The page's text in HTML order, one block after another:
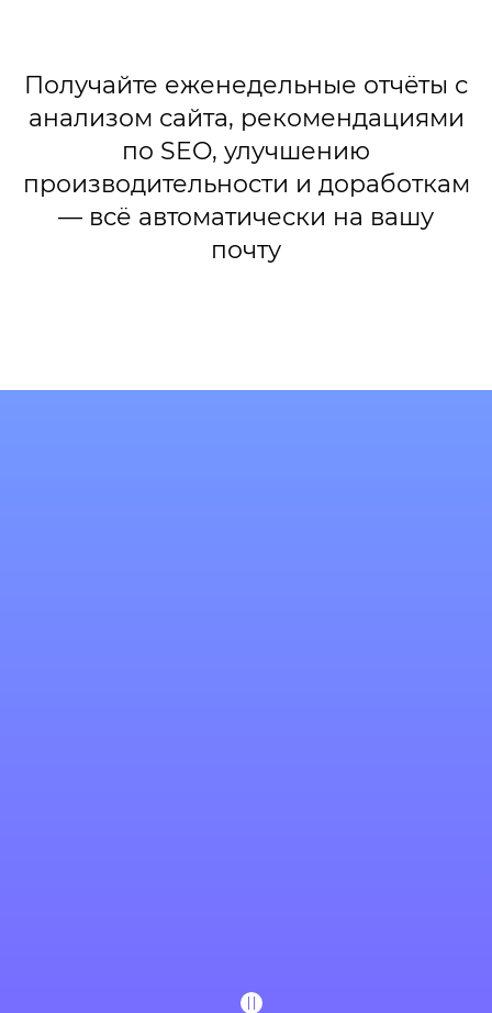
Получайте еженедельные отчёты с
анализом сайта, рекомендациями
по SEO, улучшению
производительности и доработкам
— всё автоматически на вашу
почту